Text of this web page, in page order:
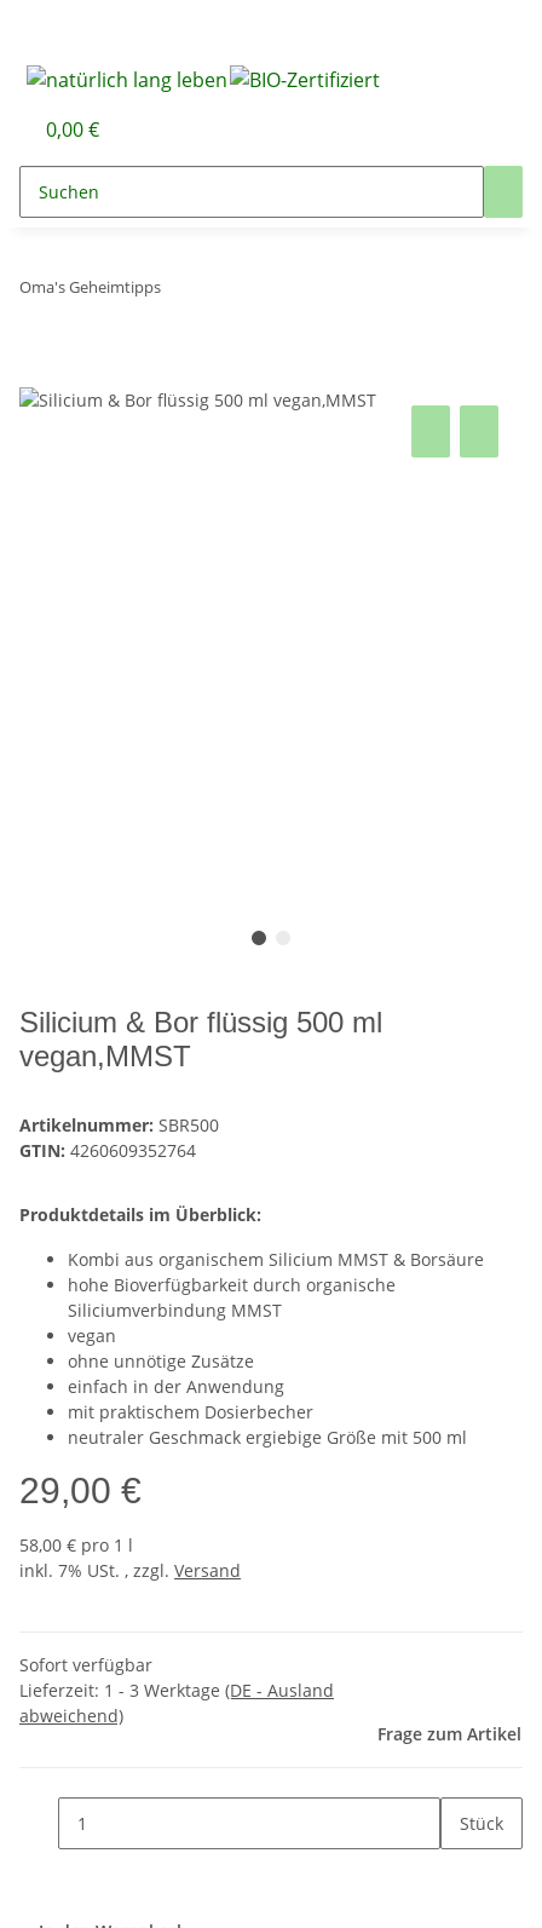
0,00 €
Oma's Geheimtipps
Silicium & Bor flüssig 500 ml
vegan,MMST
Artikelnummer: SBR500
GTIN: 4260609352764
Produktdetails im Überblick:
Kombi aus organischem Silicium MMST & Borsäure
hohe Bioverfügbarkeit durch organische
Siliciumverbindung MMST
vegan
ohne unnötige Zusätze
einfach in der Anwendung
mit praktischem Dosierbecher
neutraler Geschmack ergiebige Größe mit 500 ml
29,00 €
58,00 € pro 1 l
inkl. 7% USt. , zzgl. Versand
Sofort verfügbar
Lieferzeit: 1 - 3 Werktage (DE - Ausland
abweichend)
Frage zum Artikel
Stück